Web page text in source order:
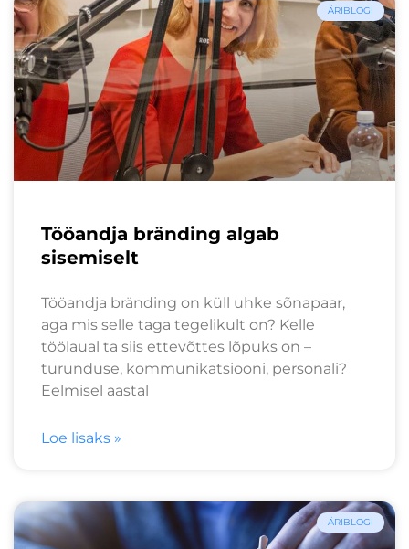
ÄRIBLOGI
Tööandja bränding algab
sisemiselt
Tööandja bränding on küll uhke sõnapaar,
aga mis selle taga tegelikult on? Kelle
töölaual ta siis ettevõttes lõpuks on –
turunduse, kommunikatsiooni, personali?
Eelmisel aastal
Loe lisaks »
ÄRIBLOGI